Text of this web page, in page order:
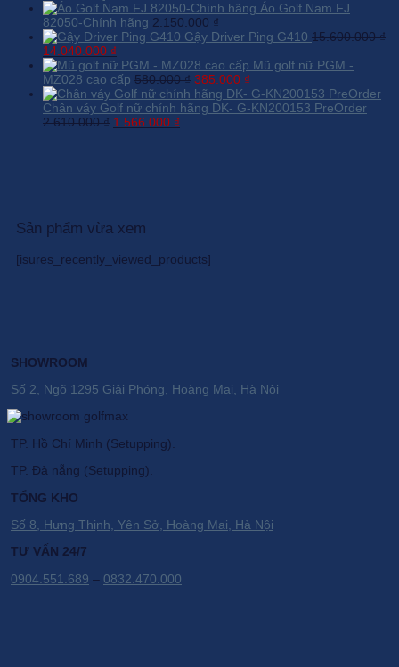
1.450.000 ₫.
là:
gốc
là:
345.000 ₫.
hiện
là:
Áo Golf Nam FJ
82050-Chính hãng 2.150.000 ₫
Gậy Driver Ping G410 15.600.000₫
Giá
gốc
là:
15.600.000 ₫.
14.040.000 ₫
hiện
tại
là:
14.040.000 ₫.
Mũ golf nữ PGM -
MZ028 cao cấp 580.000₫ Giá
gốc
là:
385.000 ₫
hiện
tại
Chân váy Golf nữ chính hãng DK- G-KN200153 PreOrder
2.610.000₫ Giá
1.566.000 ₫
Sản phẩm vừa xem
[isures_recently_viewed_products]
SHOWROOM
Số 2, Ngõ 1295 Giải Phóng, Hoàng Mai, Hà Nội
TP. Hồ Chí Minh (Setupping).
TP. Đà nẵng (Setupping).
TỔNG KHO
Số 8, Hưng Thịnh, Yên Sở, Hoàng Mai, Hà Nội
TƯ VẤN 24/7
0904.551.689 – 0832.470.000